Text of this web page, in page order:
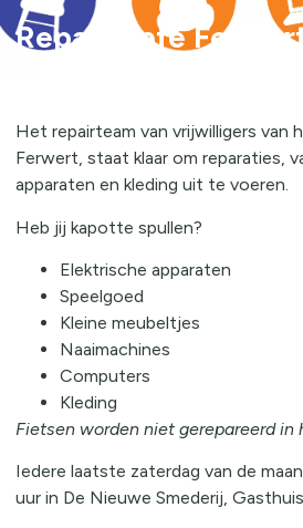
Repair Café
Het repairteam van vrijwilligers van
Ferwert, staat klaar om reparaties,
apparaten en kleding uit te voeren.
Heb jij kapotte spullen?
Elektrische apparaten
Speelgoed
Kleine meubeltjes
Naaimachines​
Computers
Kleding
Fietsen worden niet gerepareerd in
Iedere laatste zaterdag van de
uur in De Nieuwe Smederij,